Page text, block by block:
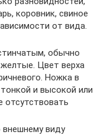
коровник, свиное
от вида.
обычно
Цвет верха
Ножка в
и высокой или
отсутствовать
виду